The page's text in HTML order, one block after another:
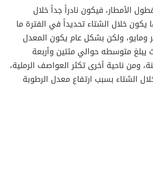
الأمطار، فيكون نادراً جداً خلال
خلال الشتاء تحديداً في الفترة ما
ولكن بشكل عام يكون المعدل
يبلغ متوسطه حوالي مئتين وأربعة
ومن ناحية أخرى تكثر العواصف الرملية،
الشتاء بسبب ارتفاع معدل الرطوبة